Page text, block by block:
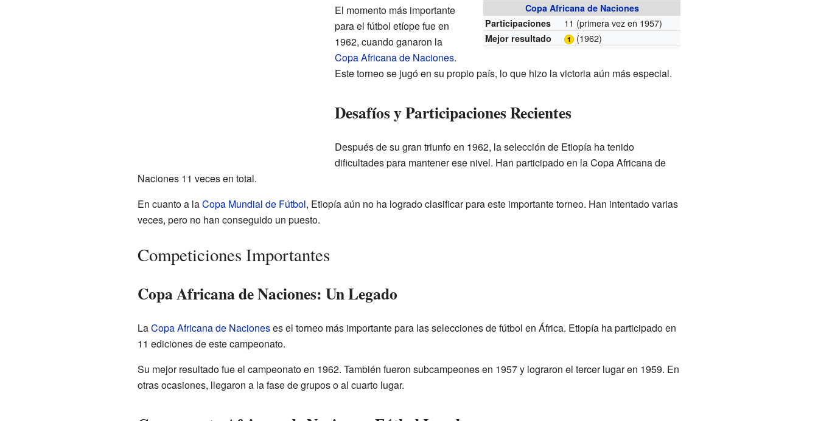
Copa Africana de Naciones
Participaciones
11 (primera vez en 1957)
Mejor resultado (1962)
El momento más importante
para el fútbol etíope fue en
1962, cuando ganaron la
Copa Africana de Naciones.
Este torneo se jugó en su propio país, lo que hizo la victoria aún más especial.
Desafíos y Participaciones Recientes
Después de su gran triunfo en 1962, la selección de Etiopía ha tenido
dificultades para mantener ese nivel. Han participado en la Copa Africana de
Naciones 11 veces en total.
En cuanto a laCopa Mundial de Fútbol, Etiopía aún no ha logrado clasificar para este importante torneo. Han intentado varias
veces, pero no han conseguido un puesto.
Competiciones Importantes
Copa Africana de Naciones: Un Legado
LaCopa Africana de Nacioneses el torneo más importante para las selecciones de fútbol en África. Etiopía ha participado en
11 ediciones de este campeonato.
Su mejor resultado fue el campeonato en 1962. También fueron subcampeones en 1957 y lograron el tercer lugar en 1959. En
otras ocasiones, llegaron a la fase de grupos o al cuarto lugar.